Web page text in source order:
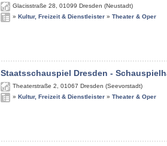
Glacisstraße 28 01099 Dresden (Neustadt)
» Kultur, Freizeit & Dienstleister » Theater & Oper
Staatsschauspiel Dresden -
Theaterstraße 2 01067 Dresden (Seevorstadt)
» Kultur, Freizeit & Dienstleister » Theater & Oper